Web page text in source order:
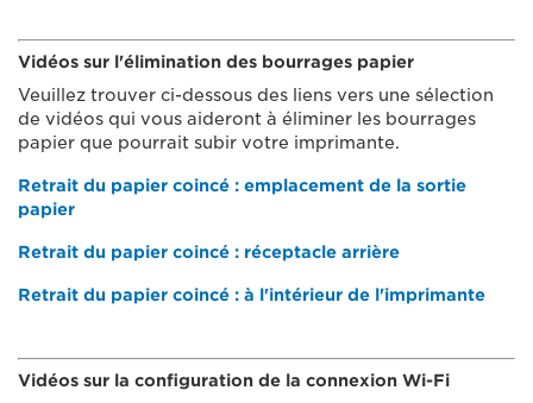
Vidéos sur l'élimination des bourrages papier
Veuillez trouver ci-dessous des liens vers une sélection
de vidéos qui vous aideront à éliminer les bourrages
papier que pourrait subir votre imprimante.
Retrait du papier coincé : emplacement de la sortie
papier
Retrait du papier coincé : réceptacle arrière
Retrait du papier coincé : à l'intérieur de l'imprimante
Vidéos sur la configuration de la connexion Wi-Fi